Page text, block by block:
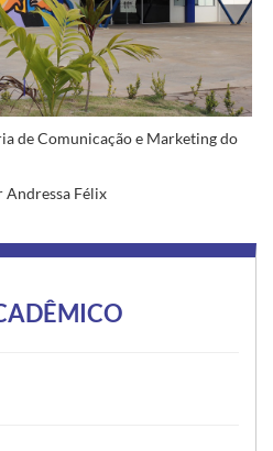
de Comunicação e Marketing do
Félix